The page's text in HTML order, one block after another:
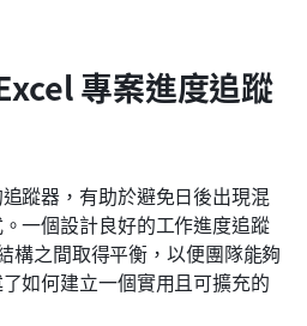
專案進度追蹤
蹤器，有助於避免日後出現混
一個設計良好的工作進度追蹤
構之間取得平衡，以便團隊能夠
如何建立一個實用且可擴充的